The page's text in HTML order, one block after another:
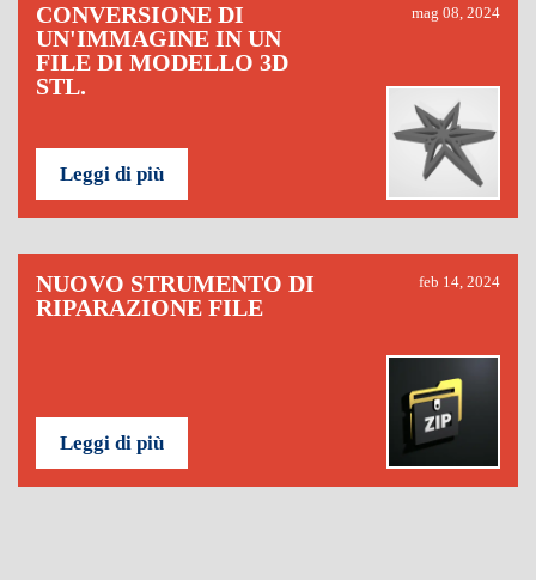
CONVERSIONE DI
UN'IMMAGINE IN UN
FILE DI MODELLO 3D
STL.
mag 08, 2024
Leggi di più
NUOVO STRUMENTO DI
RIPARAZIONE FILE
feb 14, 2024
Leggi di più